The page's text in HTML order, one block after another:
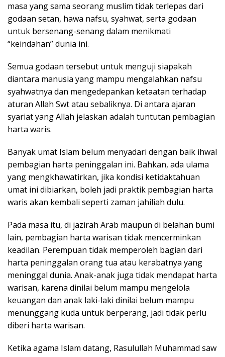
masa yang sama seorang muslim tidak terlepas dari
godaan setan, hawa nafsu, syahwat, serta godaan
untuk bersenang-senang dalam menikmati
“keindahan” dunia ini.
Semua godaan tersebut untuk menguji siapakah
diantara manusia yang mampu mengalahkan nafsu
syahwatnya dan mengedepankan ketaatan terhadap
aturan Allah Swt atau sebaliknya. Di antara ajaran
syariat yang Allah jelaskan adalah tuntutan pembagian
harta waris.
Banyak umat Islam belum menyadari dengan baik ihwal
pembagian harta peninggalan ini. Bahkan, ada ulama
yang mengkhawatirkan, jika kondisi ketidaktahuan
umat ini dibiarkan, boleh jadi praktik pembagian harta
waris akan kembali seperti zaman jahiliah dulu.
Pada masa itu, di jazirah Arab maupun di belahan bumi
lain, pembagian harta warisan tidak mencerminkan
keadilan. Perempuan tidak memperoleh bagian dari
harta peninggalan orang tua atau kerabatnya yang
meninggal dunia. Anak-anak juga tidak mendapat harta
warisan, karena dinilai belum mampu mengelola
keuangan dan anak laki-laki dinilai belum mampu
menunggang kuda untuk berperang, jadi tidak perlu
diberi harta warisan.
Ketika agama Islam datang, Rasulullah Muhammad saw